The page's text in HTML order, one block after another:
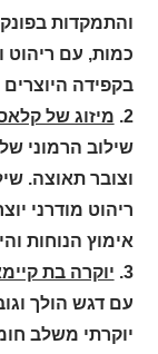
והתמקדות
כמות, עם ריהוט
בקפידה
2. מיזוג של
שילוב הרמוני
וצובר תאוצה.
ריהוט מודרני
אימוץ הנוחות
3. יוקרה בת
עם דגש הולך
יוקרתי משלב